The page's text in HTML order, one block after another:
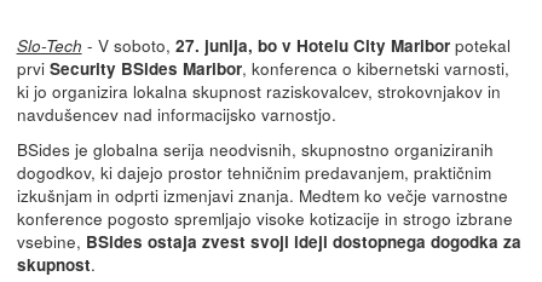
Slo-Tech - V soboto, 27. junija, bo v Hotelu City Mariborpotekal
prvi Security BSides Maribor, konferenca o kibernetski varnosti,
ki jo organizira lokalna skupnost raziskovalcev, strokovnjakov in
navdušencev nad informacijsko varnostjo.
BSides je globalna serija neodvisnih, skupnostno organiziranih
dogodkov, ki dajejo prostor tehničnim predavanjem, praktičnim
izkušnjam in odprti izmenjavi znanja. Medtem ko večje varnostne
konference pogosto spremljajo visoke kotizacije in strogo izbrane
vsebine, BSides ostaja zvest svoji ideji dostopnega dogodka za
skupnost.